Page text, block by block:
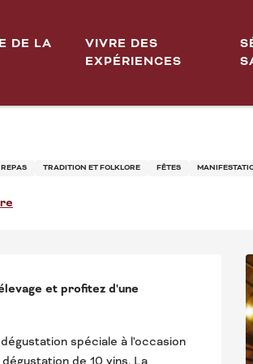
DE LA
VIVRE DES
EXPÉRIENCES
REPAS TRADITION ET FOLKLORE FÊTES
et profitez d'une
spéciale à l'occasion
de 10 vins. La